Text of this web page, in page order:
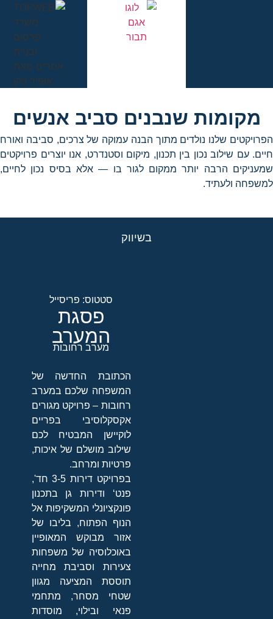
מקומות שנבנים סביב אנשים
הפרויקטים שלנו נולדים מתוך הבנה עמוקה של צרכים, סביבה ואורח
חיים. עם שילוב נכון בין תכנון, מיקום וסטנדרט, אנו יוצרים פרויקטים
שמעניקים הרבה יותר ממקום לגור בו — אלא בסיס נכון לחיים,
למשפחה ולעתיד.
בשיווק
סטטוס: פריסייל
פסגת
המערב
מערב רחובות
הכתובת החדשה של
המשפחה שלכם במערב
רחובות – פרויקט מגורים
אקסקלוסיבי בפריים
לוקיישן המבטיח לכם
שילוב מושלם של איכות,
פרטיות ומרחב.
בפרויקט דירות 3-5 חד',
פנט‘ ודירות גן בתכנון
פונקציונלי המשקיפות אל
הנוף הפתוח, בליבו של
אזור מבוקש המאופיין
באוכלוסיה של משפחות
צעירות וסביבת מחייה
תוססת המציעה מגוון
שטחי מסחר, מתחמי
פנאי ובילוי, מוסדות